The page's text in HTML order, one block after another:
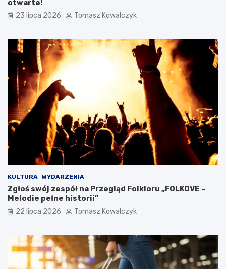
otwarte!
23 lipca 2026 Tomasz Kowalczyk
KULTURA WYDARZENIA
Zgłoś swój zespół na Przegląd Folkloru „FOLKOVE –
Melodie pełne historii”
22 lipca 2026 Tomasz Kowalczyk